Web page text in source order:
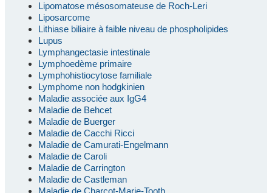
Lipomatose mésosomateuse de Roch-Leri
Liposarcome
Lithiase biliaire à faible niveau de phospholipides
Lupus
Lymphangectasie intestinale
Lymphoedème primaire
Lymphohistiocytose familiale
Lymphome non hodgkinien
Maladie associée aux IgG4
Maladie de Behcet
Maladie de Buerger
Maladie de Cacchi Ricci
Maladie de Camurati-Engelmann
Maladie de Caroli
Maladie de Carrington
Maladie de Castleman
Maladie de Charcot-Marie-Tooth